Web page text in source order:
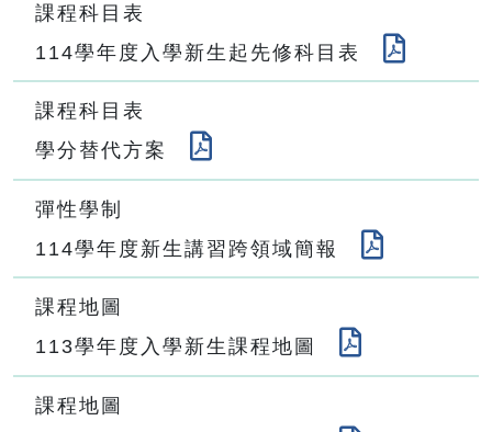
課程科目表
114學年度入學新生起先修科目表
課程科目表
學分替代方案
彈性學制
114學年度新生講習跨領域簡報
課程地圖
113學年度入學新生課程地圖
課程地圖